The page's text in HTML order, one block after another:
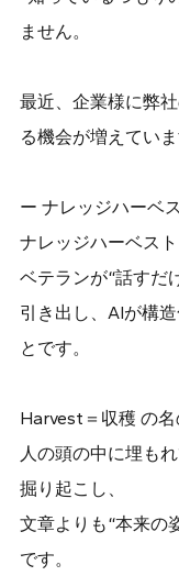
ません。
最近、企業様に弊
る機会が増えていま
ー ナレッジハーベ
ナレッジハーベス
ベテランが“話すだ
引き出し、AIが構
とです。
Harvest＝収穫 の名
人の頭の中に埋も
掘り起こし、
文章よりも“本来の
です。